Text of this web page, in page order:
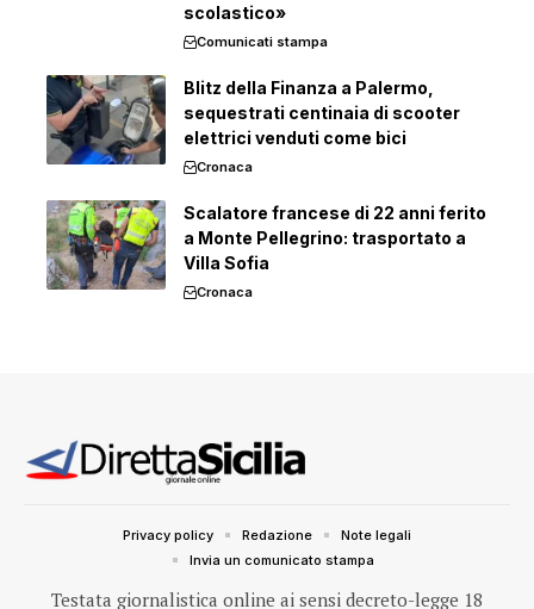
scolastico»
Comunicati stampa
Blitz della Finanza a Palermo,
sequestrati centinaia di scooter
elettrici venduti come bici
Cronaca
Scalatore francese di 22 anni ferito
a Monte Pellegrino: trasportato a
Villa Sofia
Cronaca
Testata giornalistica online ai sensi decreto-legge 18
Privacy policy Redazione
Note legali
Invia un comunicato stampa